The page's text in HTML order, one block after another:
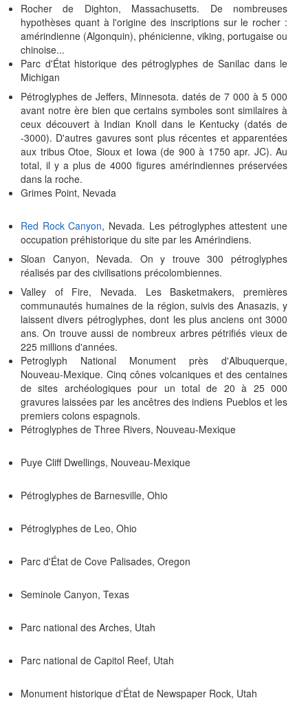
Rocher de Dighton, Massachusetts. De nombreuses
hypothèses quant à l'origine des inscriptions sur le rocher :
amérindienne (Algonquin), phénicienne, viking, portugaise ou
chinoise...
Parc d'État historique des pétroglyphes de Sanilac dans le
Michigan
Pétroglyphes de Jeffers, Minnesota. datés de 7 000 à 5 000
avant notre ère bien que certains symboles sont similaires à
ceux découvert à Indian Knoll dans le Kentucky (datés de
-3000). D'autres gavures sont plus récentes et apparentées
aux tribus Otoe, Sioux et Iowa (de 900 à 1750 apr. JC). Au
total, il y a plus de 4000 figures amérindiennes préservées
dans la roche.
Grimes Point, Nevada
Red Rock Canyon, Nevada. Les pétroglyphes attestent une
occupation préhistorique du site par les Amérindiens.
Sloan Canyon, Nevada. On y trouve 300 pétroglyphes
réalisés par des civilisations précolombiennes.
Valley of Fire, Nevada. Les Basketmakers, premières
communautés humaines de la région, suivis des Anasazis, y
laissent divers pétroglyphes, dont les plus anciens ont 3000
ans. On trouve aussi de nombreux arbres pétrifiés vieux de
225 millions d'années.
Petroglyph National Monument près d'Albuquerque,
Nouveau-Mexique. Cinq cônes volcaniques et des centaines
de sites archéologiques pour un total de 20 à 25 000
gravures laissées par les ancêtres des indiens Pueblos et les
premiers colons espagnols.
Pétroglyphes de Three Rivers, Nouveau-Mexique
Puye Cliff Dwellings, Nouveau-Mexique
Pétroglyphes de Barnesville, Ohio
Pétroglyphes de Leo, Ohio
Parc d'État de Cove Palisades, Oregon
Seminole Canyon, Texas
Parc national des Arches, Utah
Parc national de Capitol Reef, Utah
Monument historique d'État de Newspaper Rock, Utah